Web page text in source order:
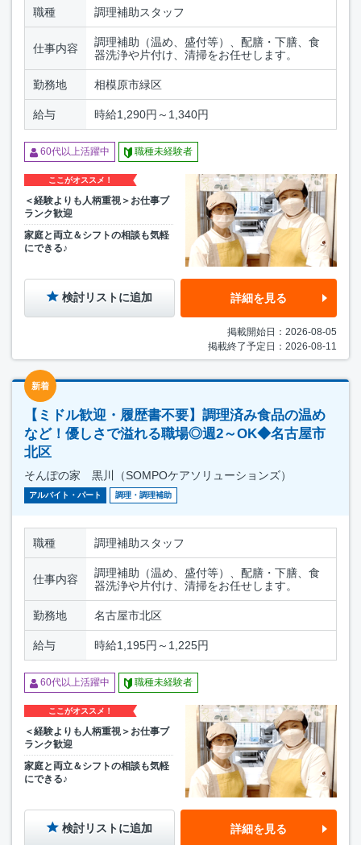
職種 調理補助スタッフ
仕事内容
調理補助（温め、盛付等）、配膳・下膳、食
器洗浄や片付け、清掃をお任せします。
勤務地 相模原市緑区
給与 時給1,290円～1,340円
60代以上活躍中 職種未経験者
ここがオススメ！
＜経験よりも人柄重視＞お仕事ブ
ランク歓迎
家庭と両立＆シフトの相談も気軽
にできる♪
検討リストに追加 詳細を見る
掲載開始日：2026-08-05
掲載終了予定日：2026-08-11
新着
【ミドル歓迎・履歴書不要】調理済み食品の温め
など！優しさで溢れる職場◎週2～OK◆名古屋市
北区
そんぽの家 黒川（SOMPOケアソリューションズ）
アルバイト・パート 調理・調理補助
職種 調理補助スタッフ
仕事内容
調理補助（温め、盛付等）、配膳・下膳、食
器洗浄や片付け、清掃をお任せします。
勤務地 名古屋市北区
給与 時給1,195円～1,225円
60代以上活躍中 職種未経験者
ここがオススメ！
＜経験よりも人柄重視＞お仕事ブ
ランク歓迎
家庭と両立＆シフトの相談も気軽
にできる♪
検討リストに追加 詳細を見る